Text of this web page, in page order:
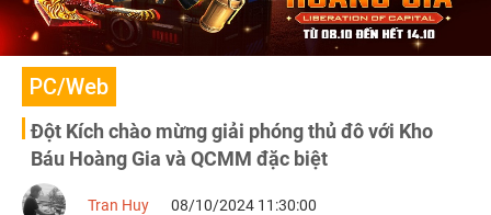
PC/Web
Đột Kích chào mừng giải phóng thủ đô với Kho
Báu Hoàng Gia và QCMM đặc biệt
Tran Huy 08/10/2024 11:30:00